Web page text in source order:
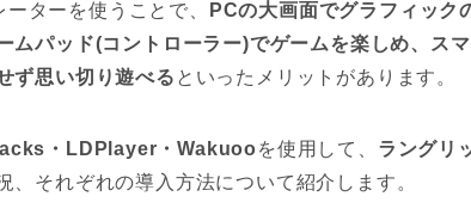
ターを使うことで、
PCの大画面でグラフィック
ムパッド(コントローラー)でゲームを楽しめ、ス
ず思い切り遊べる といったメリットがあります。
・LDPlayer・Wakuooを使用して、 ラングリ
、それぞれの導入方法について紹介します。